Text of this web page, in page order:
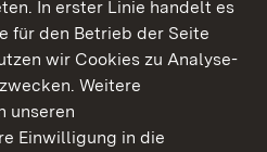
In erster Linie handelt es
für den Betrieb der Seite
wir Cookies zu Analyse-
Weitere
unseren
Einwilligung in die